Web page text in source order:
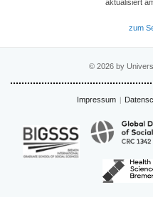
aktualisiert
zum
© 2026 by
Impressum